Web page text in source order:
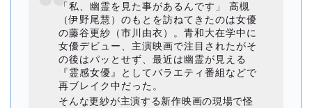
「私、幽霊を見た事があるんです」 高槻
（伊野尾慧）のもとを訪ねてきたのは女優
の藤谷更紗（市川由衣）。青和大在学中に
女優デビュー、主演映画で注目されたがそ
の後はパッとせず、最近は幽霊が見える
『霊感女優』としてバラエティ番組などで
再ブレイク中だった。
そんな更紗が主演する新作映画の現場で怪